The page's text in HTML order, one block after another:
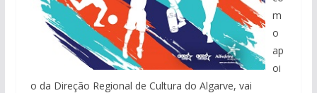
m
o
ap
oi
o da Direção Regional de Cultura do Algarve, vai